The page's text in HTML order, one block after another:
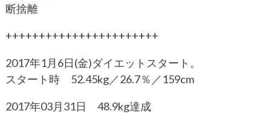
断捨離
+++++++++++++++++++++++
2017年1月6日(金)ダイエットスタート。
スタート時 52.45kg／26.7％／159cm
2017年03月31日 48.9kg達成